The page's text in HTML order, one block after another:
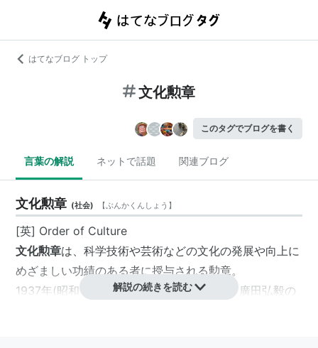
はてなブログ トップ
文化勲章
このタグでブログを書く
言葉の解説 ネットで話題 関連ブログ
文化勲章 (社会) 【ぶんかくんしょう 】
[英] Order of Culture
文化勲章は、科学技術や芸術などの文化の発展や向上に
めざましい功績のある者に授与される勲章。
1937年(昭和12年）、当時の内閣総理大臣 ・ 廣田弘毅の
解説の続きを読む